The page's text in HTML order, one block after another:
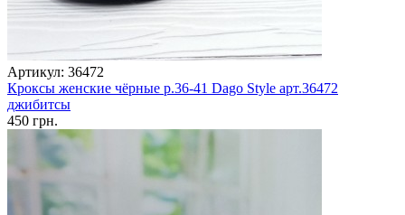
Артикул: 36472
Кроксы женские чёрные р.36-41 Dago Style арт.36472
джибитсы
450 грн.